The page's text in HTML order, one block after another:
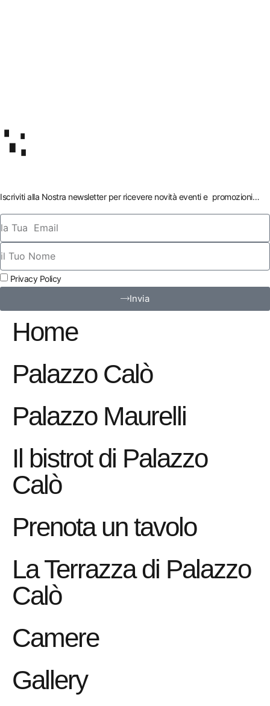
Iscriviti alla Nostra newsletter per ricevere novità eventi e promozioni…
Privacy Policy
Invia
Home
Palazzo Calò
Palazzo Maurelli
Il bistrot di Palazzo
Calò
Prenota un tavolo
La Terrazza di Palazzo
Calò
Camere
Gallery